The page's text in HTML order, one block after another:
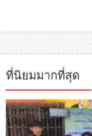
ที่นิยมมากที่สุด